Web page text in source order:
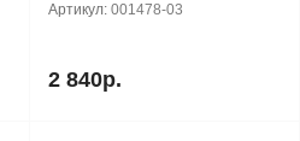
Артикул: 001478-03
2 840р.